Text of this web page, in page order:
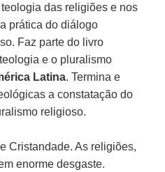
das religiões e nos
prática do diálogo
Faz parte do livro
e o pluralismo
Latina. Termina e
a constatação do
religioso.
Cristandade. As religiões,
enorme desgaste.